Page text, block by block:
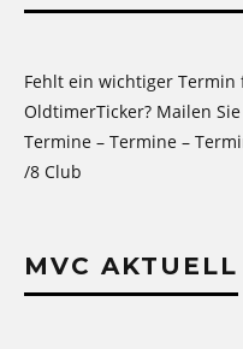
Fehlt ein wichtiger
OldtimerTicker? Mailen
Termine – Termine –
/8 Club
MVC AKTUELL